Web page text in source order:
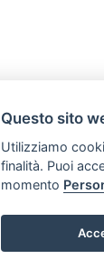
Questo sito
Utilizziamo
finalità. Puoi
momento